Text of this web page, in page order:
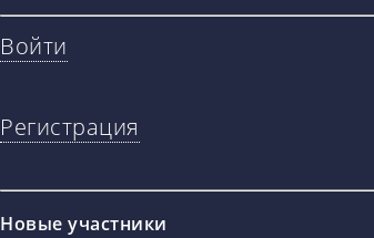
Войти
Регистрация
Новые участники